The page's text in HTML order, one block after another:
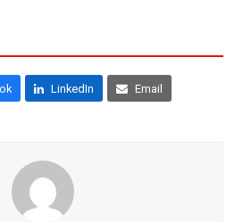
LinkedIn Email